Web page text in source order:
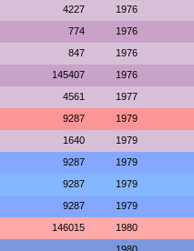
4227 1976
774 1976
847 1976
145407 1976
4561 1977
9287 1979
1640 1979
9287 1979
9287 1979
9287 1979
146015 1980